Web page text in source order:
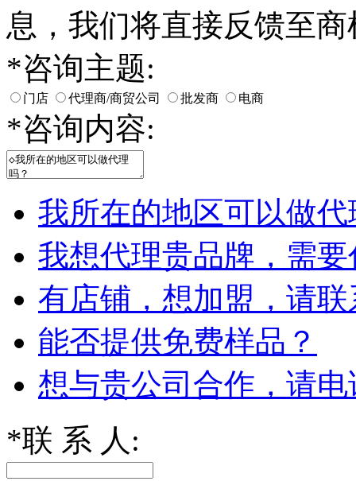
息，我们将直接反馈至
*咨询主题:
门店 代理商/商贸公司 批发商 电商
*咨询内容:
我所在的地区可以做
我想代理贵品牌，需
有店铺，想加盟，请
能否提供免费样品？
想与贵公司合作，请
*联 系 人: